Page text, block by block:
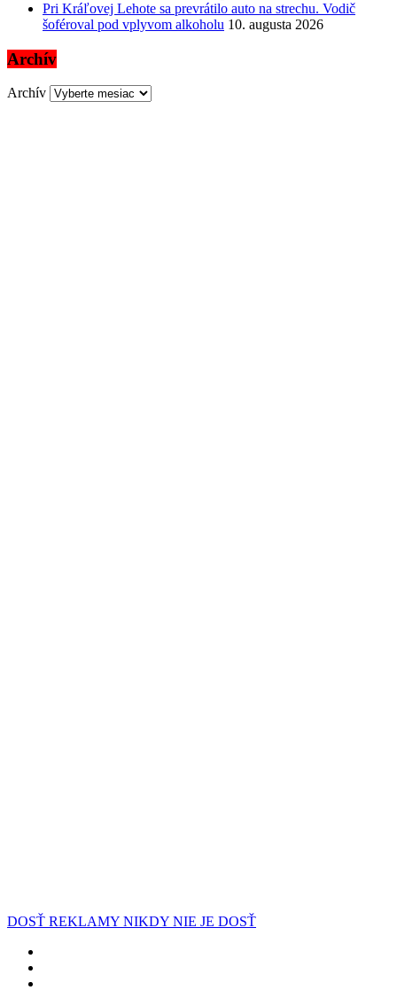
Pri Kráľovej Lehote sa prevrátilo auto na strechu. Vodič
šoféroval pod vplyvom alkoholu 10. augusta 2026
Archív
Archív
DOSŤ REKLAMY NIKDY NIE JE DOSŤ